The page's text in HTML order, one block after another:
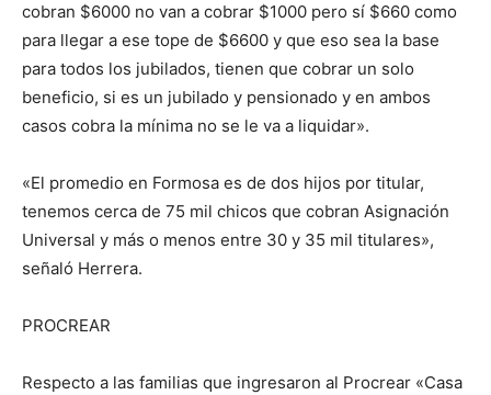
que
ve…
cobran $6000 no van a cobrar $1000 pero sí $660 como
para llegar a ese tope de $6600 y que eso sea la base
para todos los jubilados, tienen que cobrar un solo
beneficio, si es un jubilado y pensionado y en ambos
casos cobra la mínima no se le va a liquidar».
«El promedio en Formosa es de dos hijos por titular,
tenemos cerca de 75 mil chicos que cobran Asignación
Universal y más o menos entre 30 y 35 mil titulares»,
señaló Herrera.
PROCREAR
Respecto a las familias que ingresaron al Procrear «Casa